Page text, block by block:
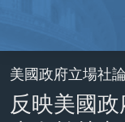
Skip
to
main
HOME
VIDEO
美國政府立場社論
反映美國